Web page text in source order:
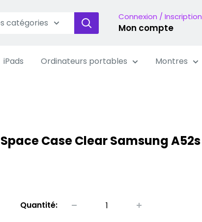
catégories
Connexion / Inscription
Mon compte
iPads Ordinateurs portables Montres
Space Case Clear Samsung A52s
Quantité: